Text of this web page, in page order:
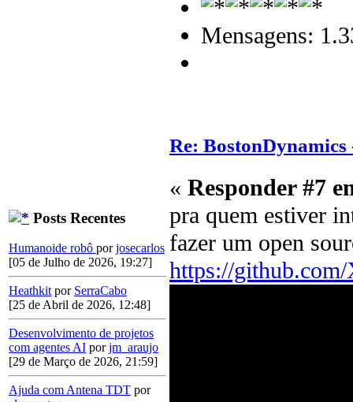
Posts Recentes
Humanoide robô porjosecarlos
[05 de Julho de 2026, 19:27]
Heathkit por SerraCabo
[25 de Abril de 2026, 12:48]
Desenvolvimento de projetos
com agentes AI porjm_araujo
[29 de Março de 2026, 21:59]
Ajuda com Antena TDT por
Mensagens:
Re:
« Responder #7
pra quem estiver
fazer um open
https://